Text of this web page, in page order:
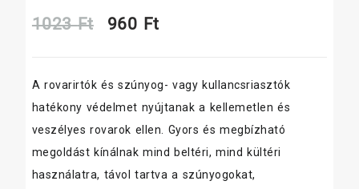
1023Ft
Original
was:
1023 Ft.
960 FtCurrent
is:
960 Ft.
A rovarirtók és szúnyog- vagy kullancsriasztók
hatékony védelmet nyújtanak a kellemetlen és
veszélyes rovarok ellen. Gyors és megbízható
megoldást kínálnak mind beltéri, mind kültéri
használatra, távol tartva a szúnyogokat,